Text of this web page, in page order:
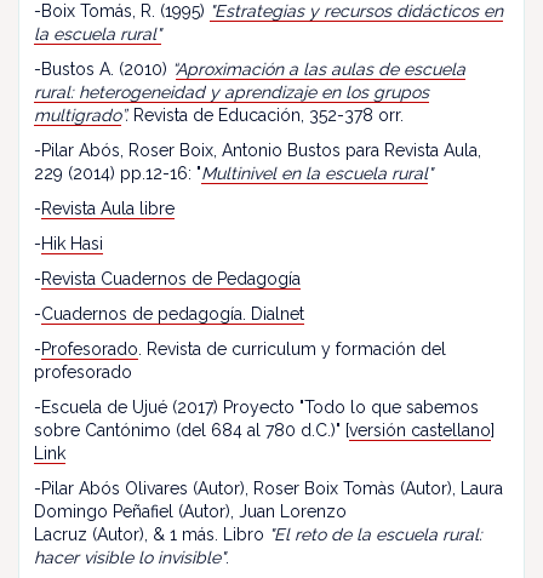
-Boix Tomás, R. (1995) "Estrategias y recursos didácticos en
la escuela rural"
-Bustos A. (2010) “Aproximación a las aulas de escuela
rural: heterogeneidad y aprendizaje en los grupos
multigrado”. Revista de Educación, 352-378 orr.
-Pilar Abós, Roser Boix, Antonio Bustos para Revista Aula,
229 (2014) pp.12-16: "Multinivel en la escuela rural"
-Revista Aula libre
-Hik Hasi
-Revista Cuadernos de Pedagogía
-Cuadernos de pedagogía. Dialnet
-Profesorado . Revista de curriculum y formación del
profesorado
-Escuela de Ujué (2017) Proyecto "Todo lo que sabemos
sobre Cantónimo (del 684 al 780 d.C.)" [versión castellano]
Link
-Pilar Abós Olivares (Autor), Roser Boix Tomàs (Autor), Laura
Domingo Peñafiel (Autor), Juan Lorenzo
Lacruz (Autor), & 1 más. Libro "El reto de la escuela rural:
hacer visible lo invisible".